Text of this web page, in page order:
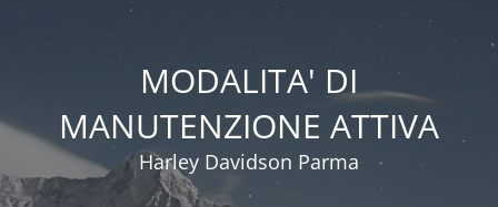
MODALITA' DI
MANUTENZIONE ATTIVA
Harley Davidson Parma